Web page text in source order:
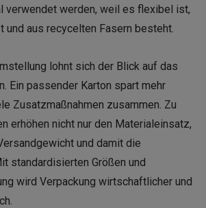
verwendet werden, weil es flexibel ist,
aus recycelten Fasern besteht.
lohnt sich der Blick auf das
Ein passender Karton spart mehr
Zusatzmaßnahmen zusammen. Zu
erhöhen nicht nur den Materialeinsatz,
und damit die
standardisierten Größen und
wird Verpackung wirtschaftlicher und